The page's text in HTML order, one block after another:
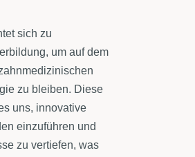
sich zu
um auf dem
zu bleiben. Diese
uns, innovative
einzuführen und
zu vertiefen, was